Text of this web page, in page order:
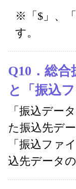
※「$」、
す。
Q10．総
と「振込
「振込デー
た振込先デ
「振込ファ
込先データ